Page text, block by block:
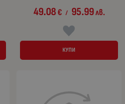
49.08€ / 95.99лв.
КУПИ